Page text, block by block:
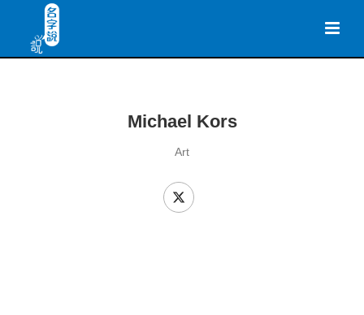
Michael Kors
Art